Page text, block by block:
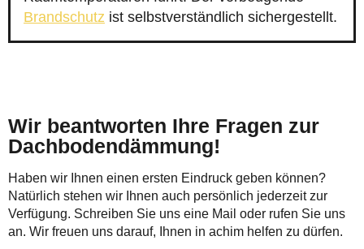
Brandschutz ist selbstverständlich sichergestellt.
Wir beantworten Ihre Fragen zur
Dachbodendämmung!
Haben wir Ihnen einen ersten Eindruck geben können?
Natürlich stehen wir Ihnen auch persönlich jederzeit zur
Verfügung. Schreiben Sie uns eine Mail oder rufen Sie uns
an. Wir freuen uns darauf, Ihnen in achim helfen zu dürfen.